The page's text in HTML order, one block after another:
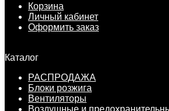
Корзина
Личный кабинет
Оформить заказ
Каталог
РАСПРОДАЖА
Блоки розжига
Вентиляторы
Воздушные и